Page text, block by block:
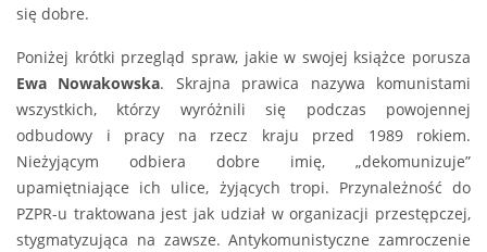
się dobre.
Poniżej krótki przegląd spraw, jakie w swojej książce porusza
Ewa Nowakowska. Skrajna prawica nazywa komunistami
wszystkich, którzy wyróżnili się podczas powojennej
odbudowy i pracy na rzecz kraju przed 1989 rokiem.
Nieżyjącym odbiera dobre imię, „dekomunizuje”
upamiętniające ich ulice, żyjących tropi. Przynależność do
PZPR-u traktowana jest jak udział w organizacji przestępczej,
stygmatyzująca na zawsze. Antykomunistyczne zamroczenie